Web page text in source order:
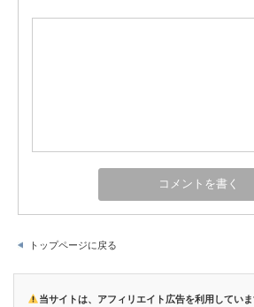
トップページに戻る
当サイトは、アフィリエイト広告を利用してい